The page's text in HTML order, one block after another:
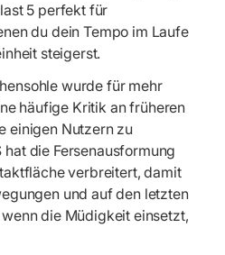
5 perfekt für
du dein Tempo im Laufe
steigerst.
wurde für mehr
häufige Kritik an früheren
einigen Nutzern zu
hat die Fersenausformung
verbreitert, damit
und auf den letzten
die Müdigkeit einsetzt,